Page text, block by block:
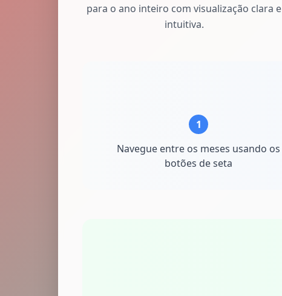
para o ano inteiro com visualização clara e
intuitiva.
1
Navegue entre os meses usando os
botões de seta